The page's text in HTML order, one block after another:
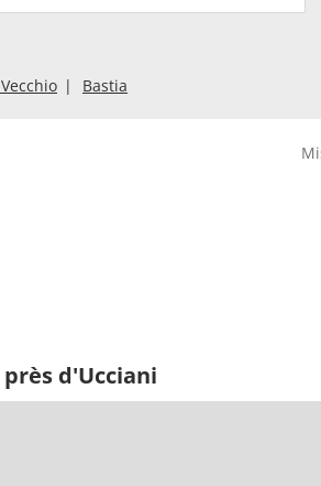
Bastia
d'Ucciani